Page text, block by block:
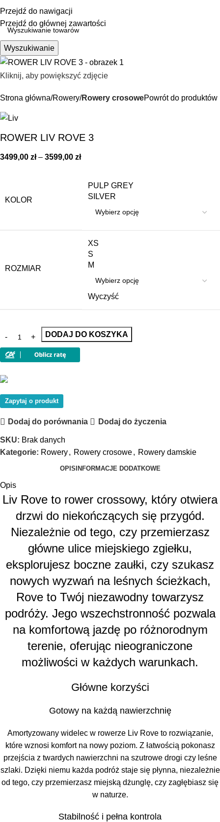
Przejdź do nawigacji
Przejdź do głównej zawartości
Wyszukiwanie
Kliknij, aby powiększyć zdjęcie
Strona główna Rowery Rowery crosowePowrót do produktów
ROWER LIV ROVE 3
3499,00 zł – 3599,00 zł
KOLOR
PULP GREY
SILVER
ROZMIAR
XS
S
M
Wyczyść
DODAJ DO KOSZYKA
Zapytaj o produkt
Dodaj do porównania Dodaj do życzenia
SKU: Brak danych
Kategorie: Rowery, Rowery crosowe, Rowery damskie
OPIS INFORMACJE DODATKOWE
Opis
Liv Rove to rower crossowy, który otwiera
drzwi do niekończących się przygód.
Niezależnie od tego, czy przemierzasz
główne ulice miejskiego zgiełku,
eksplorujesz boczne zaułki, czy szukasz
nowych wyzwań na leśnych ścieżkach,
Rove to Twój niezawodny towarzysz
podróży. Jego wszechstronność pozwala
na komfortową jazdę po różnorodnym
terenie, oferując nieograniczone
możliwości w każdych warunkach.
Główne korzyści
Gotowy na każdą nawierzchnię
Amortyzowany widelec w rowerze Liv Rove to rozwiązanie,
które wznosi komfort na nowy poziom. Z łatwością pokonasz
przejścia z twardych nawierzchni na szutrowe drogi czy leśne
szlaki. Dzięki niemu każda podróż staje się płynna, niezależnie
od tego, czy przemierzasz miejską dżunglę, czy zagłębiasz się
w naturze.
Stabilność i pełna kontrola